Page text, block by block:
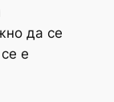
да се
е